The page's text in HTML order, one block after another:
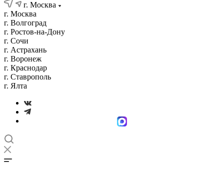
г. Москва
г. Москва
г. Волгоград
г. Ростов-на-Дону
г. Сочи
г. Астрахань
г. Воронеж
г. Краснодар
г. Ставрополь
г. Ялта